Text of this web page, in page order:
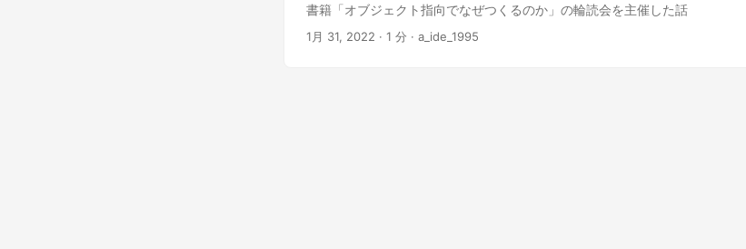
書籍「オブジェクト指向でなぜつくるのか」の輪読会を主催した話
1月 31, 2022 · 1 分 · a_ide_1995